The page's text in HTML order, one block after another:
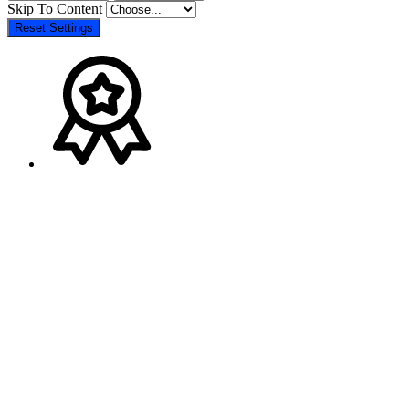
Skip To Content
Reset Settings